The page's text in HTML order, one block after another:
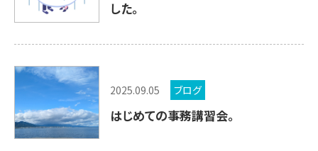
した。
2025.09.05 ブログ
はじめての事務講習会。